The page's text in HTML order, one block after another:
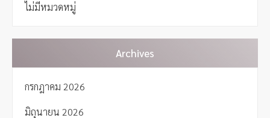
ไม่มีหมวดหมู่
Archives
กรกฎาคม 2026
มิถุนายน 2026